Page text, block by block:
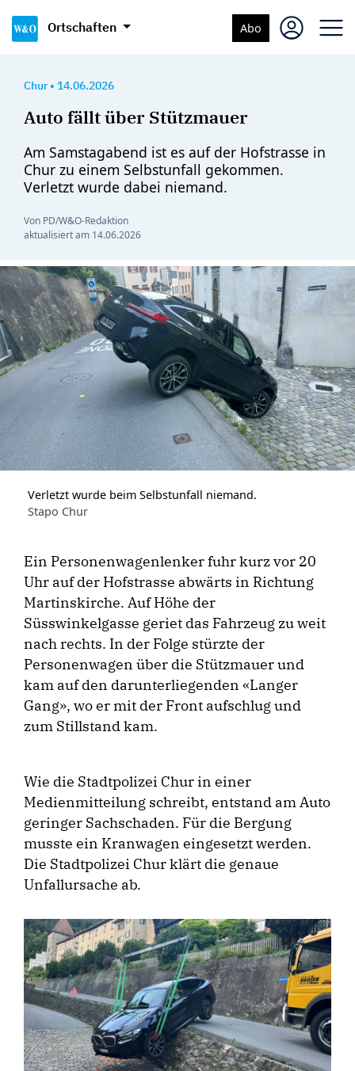
Ortschaften Abo
Chur • 14.06.2026
Auto fällt über Stützmauer
Am Samstagabend ist es auf der Hofstrasse in
Chur zu einem Selbstunfall gekommen.
Verletzt wurde dabei niemand.
Von PD/W&O-Redaktion
aktualisiert am 14.06.2026
Verletzt wurde beim Selbstunfall niemand.
Stapo Chur
Ein Personenwagenlenker fuhr kurz vor 20
Uhr auf der Hofstrasse abwärts in Richtung
Martinskirche. Auf Höhe der
Süsswinkelgasse geriet das Fahrzeug zu weit
nach rechts. In der Folge stürzte der
Personenwagen über die Stützmauer und
kam auf den darunterliegenden «Langer
Gang», wo er mit der Front aufschlug und
zum Stillstand kam.
Wie die Stadtpolizei Chur in einer
Medienmitteilung schreibt, entstand am Auto
geringer Sachschaden. Für die Bergung
musste ein Kranwagen eingesetzt werden.
Die Stadtpolizei Chur klärt die genaue
Unfallursache ab.